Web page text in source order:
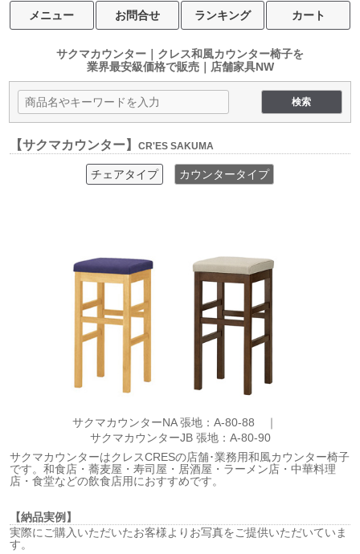
メニュー お問合せ ランキング カート
サクマカウンター｜クレス和風カウンター椅子を
業界最安級価格で販売｜店舗家具NW
【サクマカウンター】CR'ES SAKUMA
チェアタイプ カウンタータイプ
サクマカウンターNA 張地：A-80-88 ｜
サクマカウンターJB 張地：A-80-90
サクマカウンターはクレスCRESの店舗･業務用和風カウンター椅子
です。和食店・蕎麦屋・寿司屋・居酒屋・ラーメン店・中華料理
店・食堂などの飲食店用におすすめです。
【納品実例】
実際にご購入いただいたお客様よりお写真をご提供いただいていま
す。